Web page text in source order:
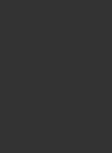
iskolája által,
század orvosa,
nemzetközi
eredmények